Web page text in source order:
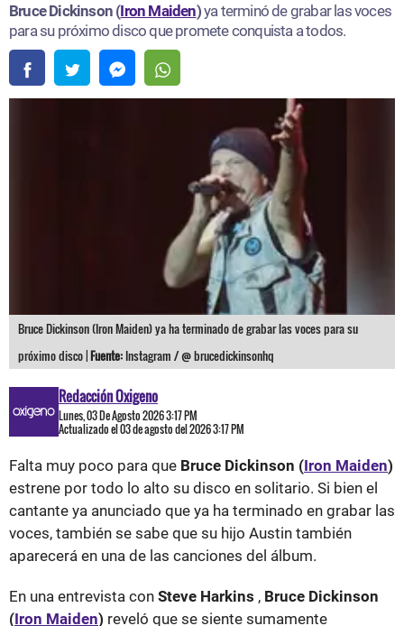
Bruce Dickinson (Iron Maiden)ya terminó de grabar las voces
para su próximo disco que promete conquista a todos.
Bruce Dickinson (Iron Maiden) ya ha terminado de grabar las voces para su
próximo disco |Fuente: Instagram / @ brucedickinsonhq
Redacción Oxigeno
Lunes, 03 De Agosto 2026 3:17 PM
Actualizado el 03 de agosto del 2026 3:17 PM
Falta muy poco para que Bruce Dickinson (Iron Maiden)
estrene por todo lo alto su disco en solitario. Si bien el
cantante ya anunciado que ya ha terminado en grabar las
voces, también se sabe que su hijo Austin también
aparecerá en una de las canciones del álbum.
En una entrevista con Steve Harkins , Bruce Dickinson
(Iron Maiden) reveló que se siente sumamente